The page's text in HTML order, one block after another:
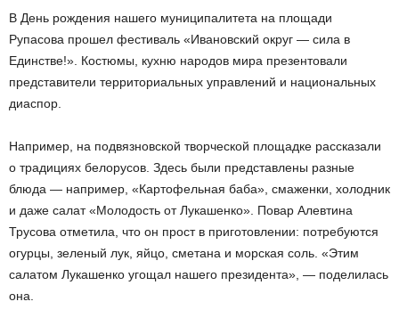
В День рождения нашего муниципалитета на площади
Рупасова прошел фестиваль «Ивановский округ — сила в
Единстве!». Костюмы, кухню народов мира презентовали
представители территориальных управлений и национальных
диаспор.
Например, на подвязновской творческой площадке рассказали
о традициях белорусов. Здесь были представлены разные
блюда — например, «Картофельная баба», смаженки, холодник
и даже салат «Молодость от Лукашенко». Повар Алевтина
Трусова отметила, что он прост в приготовлении: потребуются
огурцы, зеленый лук, яйцо, сметана и морская соль. «Этим
салатом Лукашенко угощал нашего президента», — поделилась
она.